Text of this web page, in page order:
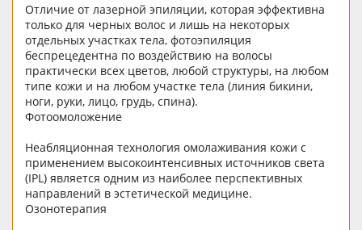
Отличие от лазерной эпиляции, которая эффективна
только для черных волос и лишь на некоторых
отдельных участках тела, фотоэпиляция
беспрецедентна по воздействию на волосы
практически всех цветов, любой структуры, на любом
типе кожи и на любом участке тела (линия бикини,
ноги, руки, лицо, грудь, спина).
Фотоомоложение
Неабляционная технология омолаживания кожи с
применением высокоинтенсивных источников света
(IPL) является одним из наиболее перспективных
направлений в эстетической медицине.
Озонотерапия